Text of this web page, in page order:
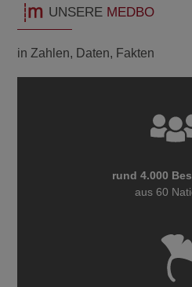
UNSERE MEDBO
in Zahlen, Daten, Fakten
rund 4.000
aus 60